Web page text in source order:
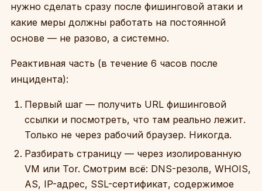
нужно сделать сразу после фишинговой атаки и
какие меры должны работать на постоянной
основе — не разово, а системно.
Реактивная часть (в течение 6 часов после
инцидента):
Первый шаг — получить URL фишинговой
ссылки и посмотреть, что там реально лежит.
Только не через рабочий браузер. Никогда.
Разбирать страницу — через изолированную
VM или Tor. Смотрим всё: DNS-резолв, WHOIS,
AS, IP-адрес, SSL-сертификат, содержимое